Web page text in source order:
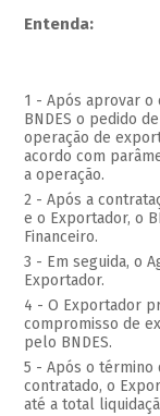
Entenda:
1 - Após aprovar o
BNDES o pedido
operação de
acordo com
a operação.
2 - Após a
e o Exportador, o
Financeiro.
3 - Em seguida, o
Exportador.
4 - O Exportador
compromisso de
pelo BNDES.
5 - Após o término
contratado, o
até a total